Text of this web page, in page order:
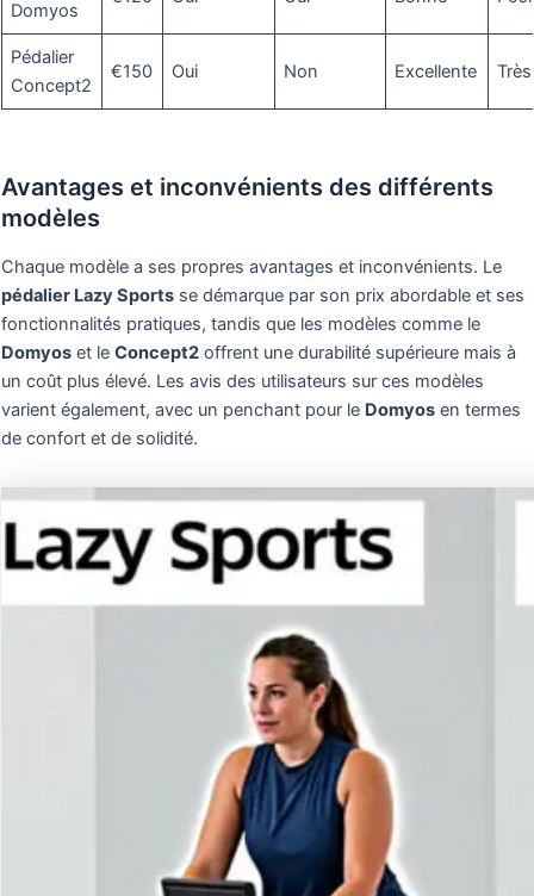
Domyos
Pédalier
Concept2
€150 Oui Non Excellente
Avantages et inconvénients des différents
modèles
Chaque modèle a ses propres avantages et inconvénients. Le
pédalier Lazy Sports se démarque par son prix abordable et ses
fonctionnalités pratiques, tandis que les modèles comme le
Domyos et le Concept2 offrent une durabilité supérieure mais à
un coût plus élevé. Les avis des utilisateurs sur ces modèles
varient également, avec un penchant pour le Domyos en termes
de confort et de solidité.